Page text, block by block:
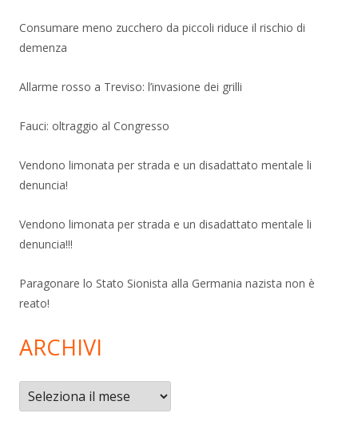
Consumare meno zucchero da piccoli riduce il rischio di
demenza
Allarme rosso a Treviso: l’invasione dei grilli
Fauci: oltraggio al Congresso
Vendono limonata per strada e un disadattato mentale li
denuncia!
Vendono limonata per strada e un disadattato mentale li
denuncia!!!
Paragonare lo Stato Sionista alla Germania nazista non è
reato!
ARCHIVI
Archivi